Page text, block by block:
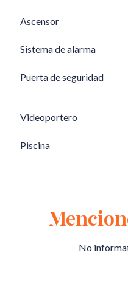
Ascensor
Sistema de alarma
Puerta de seguridad
Videoportero
Piscina
No